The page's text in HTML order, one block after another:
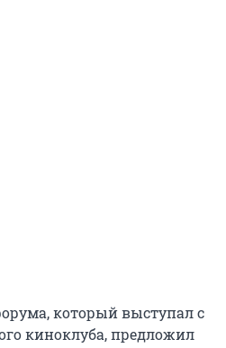
который выступал с
киноклуба, предложил